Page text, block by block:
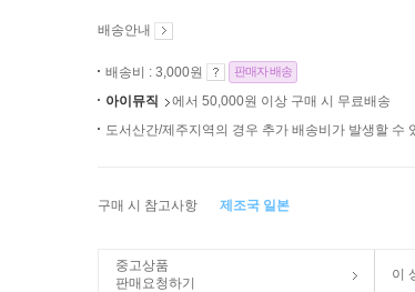
배송안내
배송비 : 3,000원 판매자 배송
아이뮤직
에서 50,000원 이상 구매 시 무료배송
도서산간/제주지역의 경우 추가 배송비가 발생할 수
구매 시 참고사항 제조국 일본
중고상품
판매요청하기
이